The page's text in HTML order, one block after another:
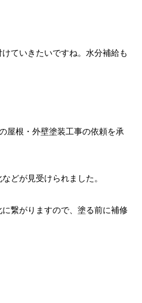
ていきたいですね。水分補給も
屋根・外壁塗装工事の依頼を承
どが見受けられました。
繋がりますので、塗る前に補修